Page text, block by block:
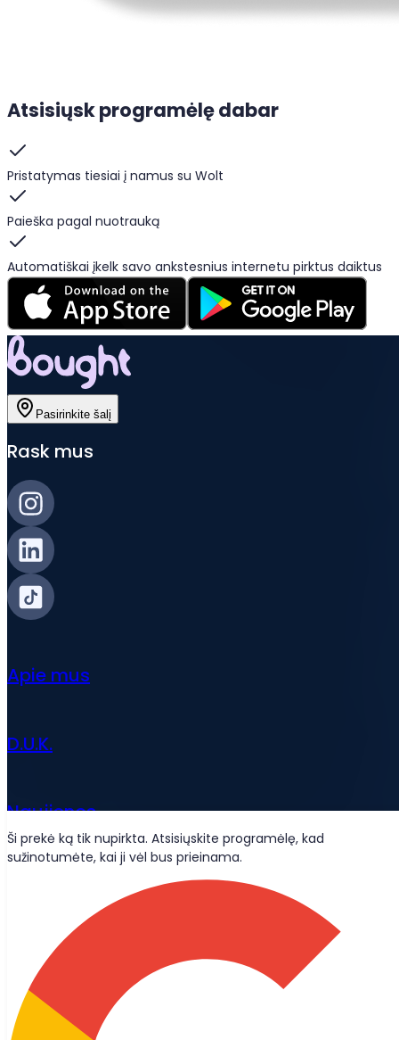
Ši prekė ką tik nupirkta. Atsisiųskite programėlę, kad
sužinotumėte, kai ji vėl bus prieinama.
Atsisiųsk programėlę dabar
Pristatymas tiesiai į namus su Wolt
Paieška pagal nuotrauką
Automatiškai įkelk savo ankstesnius internetu pirktus daiktus
Pasirinkite šalį
Rask mus
Apie mus
D.U.K.
Naujienos
Wolt pristatymai
Būkime draugais?
Būkite informuoti apie naujienas, tinklaraščio straipsnius ir
produktų atnaujinimus, kurie siunčiami tiesiai į jūsų pašto
dėžutę.